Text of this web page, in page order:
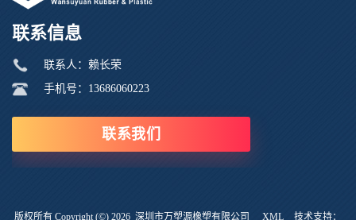
联系信息
联系人：赖长荣
手机号：13686060223
联系我们
版权所有 Copyright (©) 2026 深圳市万塑源橡塑有限公司 XML 技术支持：